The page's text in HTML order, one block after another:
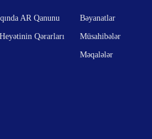
AR Qanunu
Qərarları
Bəyanatlar
Müsahibələr
Məqalələr